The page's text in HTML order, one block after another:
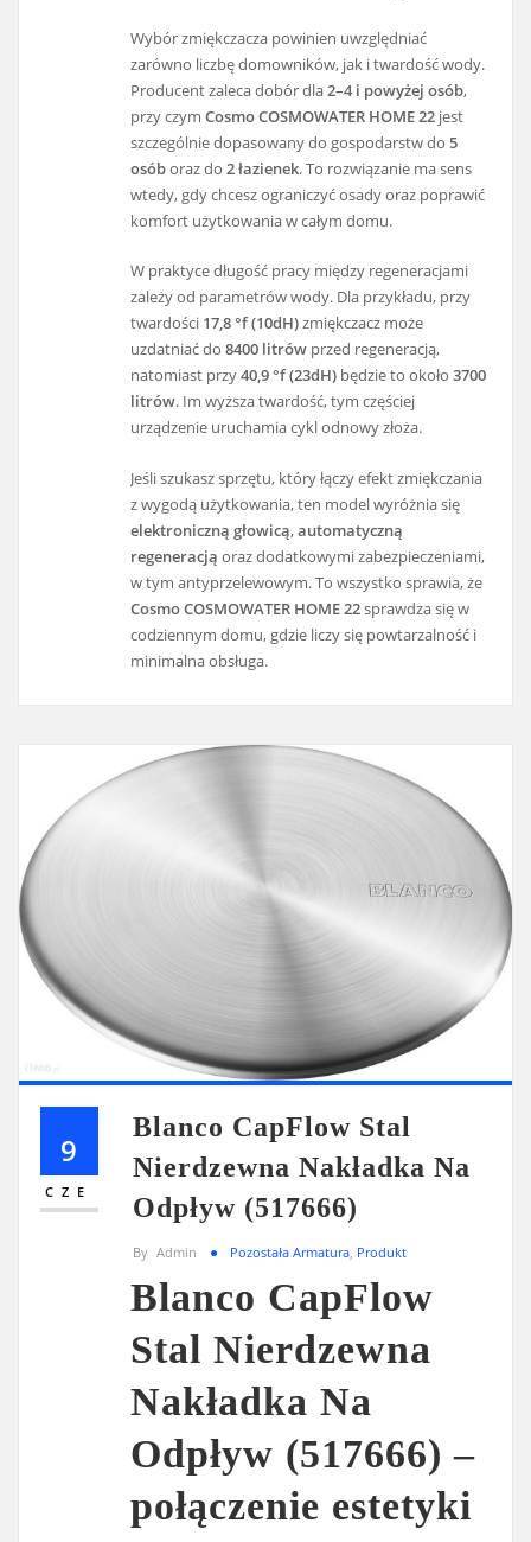
Wybór zmiękczacza powinien uwzględniać
zarówno liczbę domowników, jak i twardość wody.
Producent zaleca dobór dla2–4 i powyżej osób,
przy czymCosmo COSMOWATER HOME 22 jest
szczególnie dopasowany do gospodarstw do5
osóboraz do2 łazienek. To rozwiązanie ma sens
wtedy, gdy chcesz ograniczyć osady oraz poprawić
komfort użytkowania w całym domu.
W praktyce długość pracy między regeneracjami
zależy od parametrów wody. Dla przykładu, przy
twardości 17,8 °f (10dH)zmiękczacz może
uzdatniać do8400 litrów przed regeneracją,
natomiast przy40,9 °f (23dH) będzie to około3700
litrów. Im wyższa twardość, tym częściej
urządzenie uruchamia cykl odnowy złoża.
Jeśli szukasz sprzętu, który łączy efekt zmiękczania
z wygodą użytkowania, ten model wyróżnia się
elektroniczną głowicą,automatyczną
regeneracją oraz dodatkowymi zabezpieczeniami,
w tym antyprzelewowym. To wszystko sprawia, że
Cosmo COSMOWATER HOME 22sprawdza się w
codziennym domu, gdzie liczy się powtarzalność i
minimalna obsługa.
9
CZE
Blanco CapFlow Stal
Nierdzewna Nakładka Na
Odpływ (517666)
By Admin Pozostała Armatura Produkt
Blanco CapFlow
Stal Nierdzewna
Nakładka Na
Odpływ (517666) –
połączenie estetyki